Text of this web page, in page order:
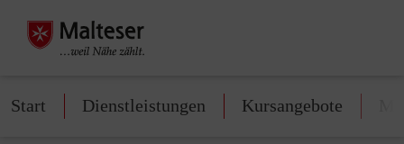
Start Dienstleistungen Kursangebote